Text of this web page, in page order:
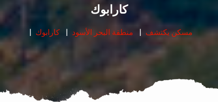
كارابوك
مسكنيكتشف منطقة البحر الأسود كارابوك